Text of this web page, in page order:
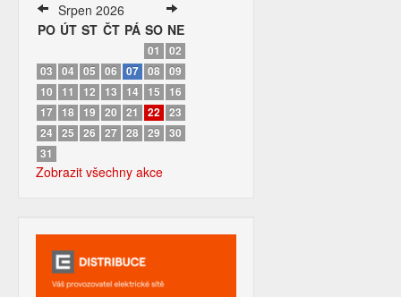
Srpen 2026
PO ÚT ST ČT PÁ SO NE
01
02
03
04 05 06 07 08
09
10
11 12 13 14 15
16
17 18 19 20 21 22
23
24
25 26 27 28 29
30
31
Zobrazit všechny akce